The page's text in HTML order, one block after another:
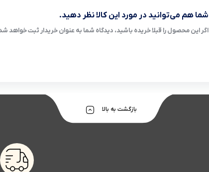
شما هم می‌توانید در مورد این کالا نظر دهید.
اگر این محصول را قبلا خریده باشید، دیدگاه شما به عنوان خریدار ثبت خواهد
بازگشت به بالا